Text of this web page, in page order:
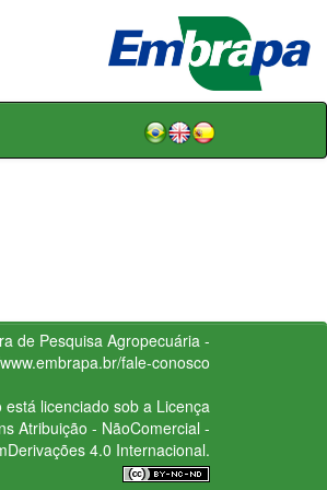
de Pesquisa Agropecuária -
fale-conosco
licenciado sob a Licença
Atribuição - NãoComercial -
4.0 Internacional.